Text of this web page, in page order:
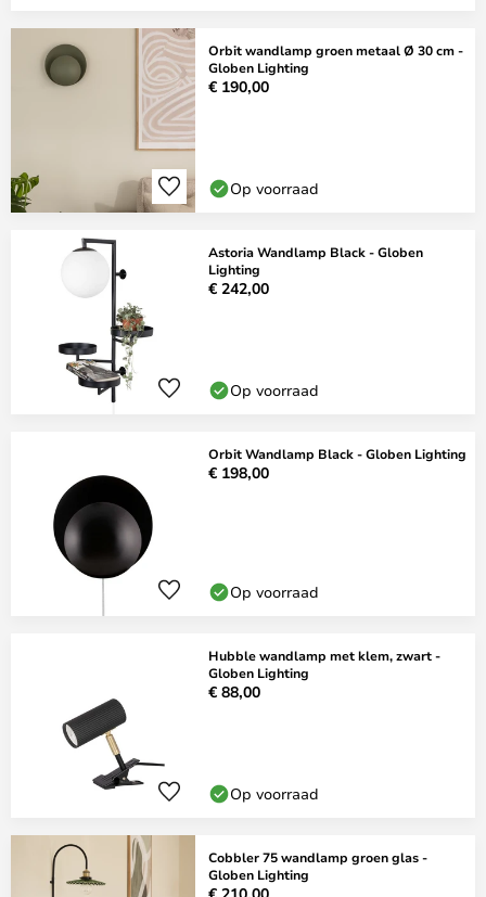
Orbit wandlamp groen metaal Ø 30 cm -
Globen Lighting
€ 190,00
Op voorraad
Astoria Wandlamp Black - Globen
Lighting
€ 242,00
Op voorraad
Orbit Wandlamp Black - Globen Lighting
€ 198,00
Op voorraad
Hubble wandlamp met klem, zwart -
Globen Lighting
€ 88,00
Op voorraad
Cobbler 75 wandlamp groen glas -
Globen Lighting